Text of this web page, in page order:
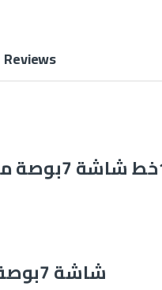
Reviews
مميزات انتركم مرئي من Zhudele Intercom شاشة 7بوصة